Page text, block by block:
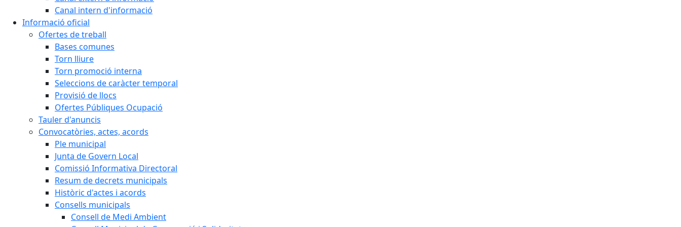
Canal intern d'informació
Informació oficial
Ofertes de treball
Bases comunes
Torn lliure
Torn promoció interna
Seleccions de caràcter temporal
Provisió de llocs
Ofertes Públiques Ocupació
Tauler d'anuncis
Convocatòries, actes, acords
Ple municipal
Junta de Govern Local
Comissió Informativa Directoral
Resum de decrets municipals
Històric d'actes i acords
Consells municipals
Consell de Medi Ambient